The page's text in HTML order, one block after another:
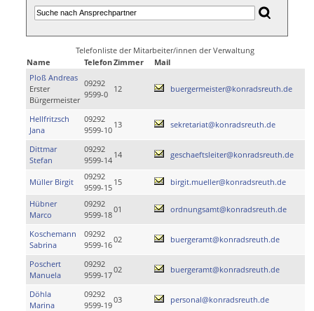
Telefonliste der Mitarbeiter/innen der Verwaltung
Name
TelefonZimmer
Mail
Ploß Andreas
Erster
Bürgermeister
09292
9599-0
12 buergermeister@konradsreuth.de
Hellfritzsch
Jana
09292
9599-10
13 sekretariat@konradsreuth.de
Dittmar
Stefan
09292
9599-14
14 geschaeftsleiter@konradsreuth.de
Müller Birgit
09292
9599-15
15 birgit.mueller@konradsreuth.de
Hübner
Marco
09292
9599-18
01 ordnungsamt@konradsreuth.de
Koschemann
Sabrina
09292
9599-16
02 buergeramt@konradsreuth.de
Poschert
Manuela
09292
9599-17
02 buergeramt@konradsreuth.de
Döhla
Marina
09292
9599-19
03 personal@konradsreuth.de